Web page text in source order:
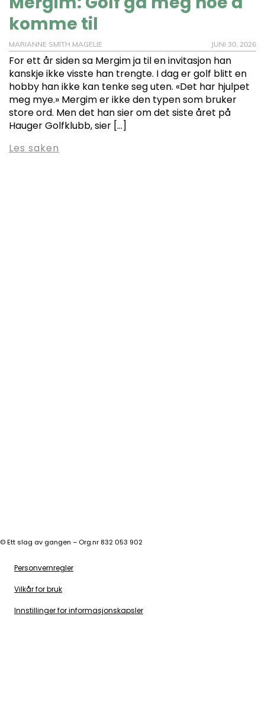
komme til
MARIANNE SMITH MAGELIE JUNI 30, 2026
For ett år siden sa Mergim ja til en invitasjon han
kanskje ikke visste han trengte. I dag er golf blitt en
hobby han ikke kan tenke seg uten. «Det har hjulpet
meg mye.» Mergim er ikke den typen som bruker
store ord. Men det han sier om det siste året på
Hauger Golfklubb, sier […]
Les saken
©Ett slag av gangen – Org.nr 832 053 902
Personvernregler
Vilkår for bruk
Innstillinger for informasjonskapsler